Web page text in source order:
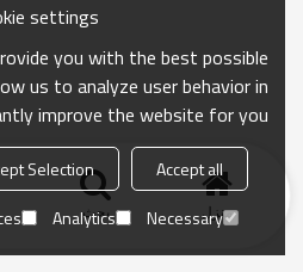
منزل بحث
settings
you with the best possible
us to analyze user behavior in
improve the website for you.
Accept all
Selection
Necessary
Analytics